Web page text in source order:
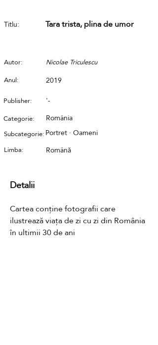
Titlu: Tara trista, plina de umor
Autor:
Nicolae Triculescu
Anul:
2019
Publisher: '-
Categorie: România
Subcategorie: Portret · Oameni
Limba: Română
Detalii
Cartea conține fotografii care
ilustrează viața de zi cu zi din România
în ultimii 30 de ani